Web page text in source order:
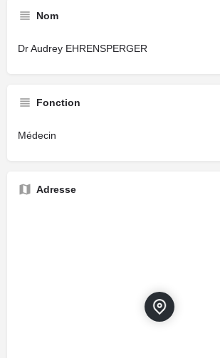
Nom
Dr Audrey EHRENSPERGER
Fonction
Médecin
Adresse